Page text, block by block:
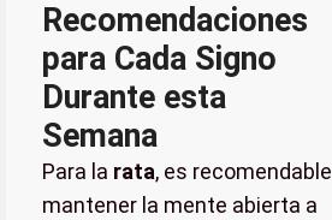
Recomendaciones
para Cada Signo
Durante esta
Semana
Para la rata, es recomendable
mantener la mente abierta a